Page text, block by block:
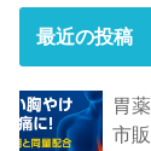
最近の投稿
胃
市販